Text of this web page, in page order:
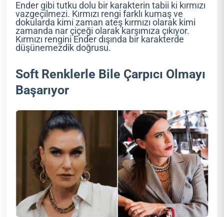
Ender gibi tutku dolu bir karakterin tabii ki kırmızı
vazgeçilmezi. Kırmızı rengi farklı kumaş ve
dokularda kimi zaman ateş kırmızı olarak kimi
zamanda nar çiçeği olarak karşımıza çıkıyor.
Kırmızı rengini Ender dışında bir karakterde
düşünemezdik doğrusu.
Soft Renklerle Bile Çarpıcı Olmayı
Başarıyor